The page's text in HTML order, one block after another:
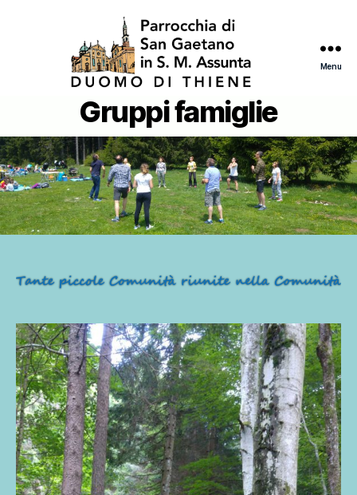
Menu
Gruppi famiglie